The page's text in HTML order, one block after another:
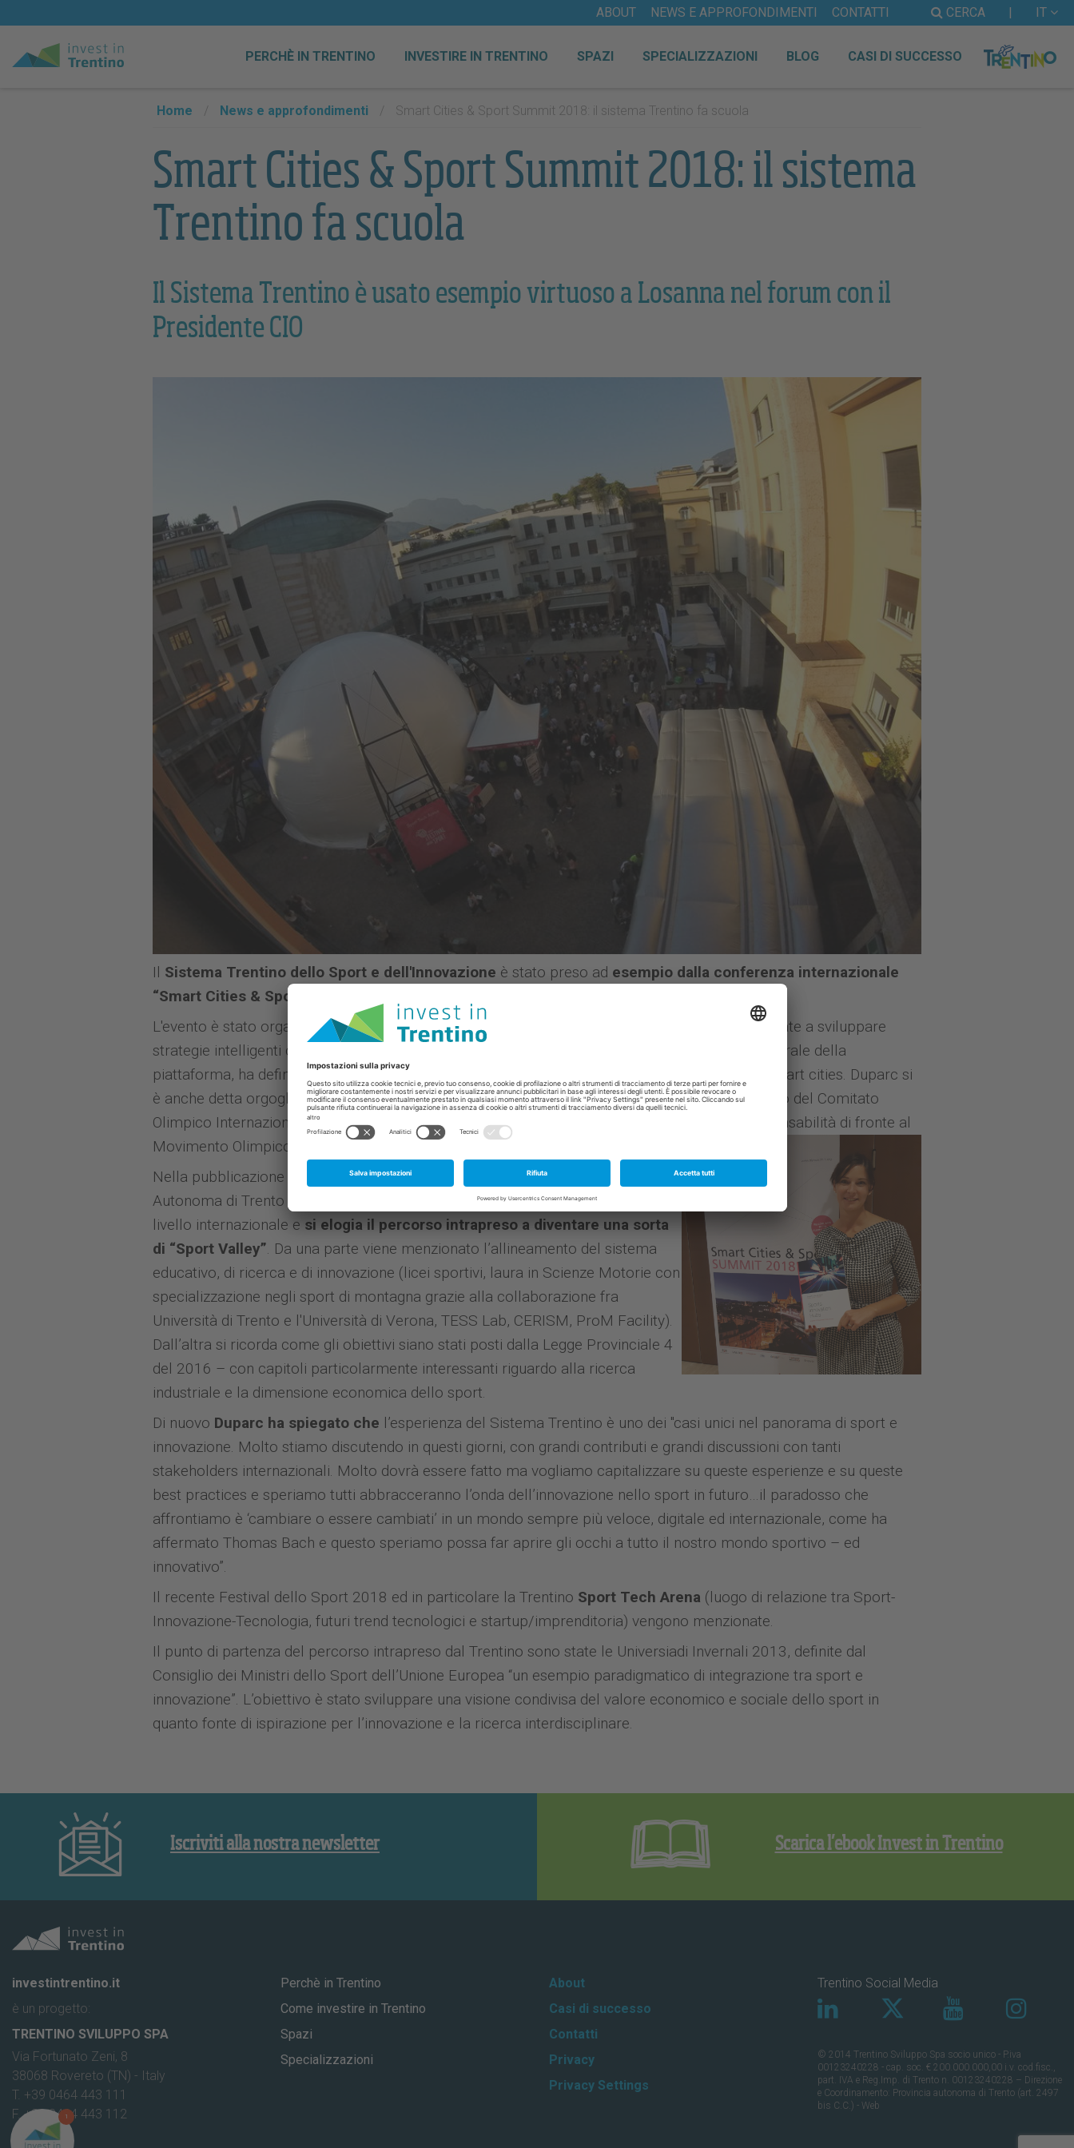
CERCA | IT
ABOUT NEWS E APPROFONDIMENTI CONTATTI
PERCHÈ IN TRENTINO INVESTIRE IN TRENTINO SPAZI SPECIALIZZAZIONI BLOG CASI DI SUCCESSO
Home / News e approfondimenti / Smart Cities & Sport Summit 2018: il sistema Trentino fa scuola
Smart Cities & Sport Summit 2018: il sistema
Trentino fa scuola
Il Sistema Trentino è usato esempio virtuoso a Losanna nel forum con il
Presidente CIO
Il Sistema Trentino dello Sport e dell'Innovazione è stato preso ad esempio dalla conferenza internazionale
“Smart Cities & Sport Summit 2018”
L'evento è stato organizzato dalla piattaforma Smart Cities and Sport, formata da città interessate a sviluppare
strategie intelligenti che connettono sport e ambiente urbano. Mélanie Duparc, Segretario Generale della
piattaforma, ha definito occasioni come quella di Losanna fondamentali per la crescita delle smart cities. Duparc si
è anche detta orgogliosa per l'assegnazione a Smart Cities and Sport della Olympic Cup, premio del Comitato
Olimpico Internazionale ad associazioni meritevoli, aggiungendo che "questa è anche una responsabilità di fronte al
Movimento Olimpico ed alla società in generale”.
Nella pubblicazione che è stata distribuita a tutti i partecipanti, la Provincia
Autonoma di Trento viene identificata come un esempio di buone prassi a
livello internazionale e si elogia il percorso intrapreso a diventare una sorta
di “Sport Valley” . Da una parte viene menzionato l’allineamento del sistema
educativo, di ricerca e di innovazione (licei sportivi, laura in Scienze Motorie con
specializzazione negli sport di montagna grazie alla collaborazione fra
Università di Trento e l'Università di Verona, TESS Lab, CERISM, ProM Facility).
Dall’altra si ricorda come gli obiettivi siano stati posti dalla Legge Provinciale 4
del 2016 – con capitoli particolarmente interessanti riguardo alla ricerca
industriale e la dimensione economica dello sport.
Di nuovo Duparc ha spiegato che l’esperienza del Sistema Trentino è uno dei "casi unici nel panorama di sport e
innovazione. Molto stiamo discutendo in questi giorni, con grandi contributi e grandi discussioni con tanti
stakeholders internazionali. Molto dovrà essere fatto ma vogliamo capitalizzare su queste esperienze e su queste
best practices e speriamo tutti abbracceranno l’onda dell’innovazione nello sport in futuro…il paradosso che
affrontiamo è ‘cambiare o essere cambiati’ in un mondo sempre più veloce, digitale ed internazionale, come ha
affermato Thomas Bach e questo speriamo possa far aprire gli occhi a tutto il nostro mondo sportivo – ed
innovativo”.
Il recente Festival dello Sport 2018 ed in particolare la Trentino Sport Tech Arena (luogo di relazione tra Sport-
Innovazione-Tecnologia, futuri trend tecnologici e startup/imprenditoria) vengono menzionate.
Il punto di partenza del percorso intrapreso dal Trentino sono state le Universiadi Invernali 2013, definite dal
Consiglio dei Ministri dello Sport dell’Unione Europea “un esempio paradigmatico di integrazione tra sport e
innovazione”. L’obiettivo è stato sviluppare una visione condivisa del valore economico e sociale dello sport in
quanto fonte di ispirazione per l’innovazione e la ricerca interdisciplinare.
1
Iscriviti alla nostra newsletter Scarica l’ebook Invest in Trentino
investintrentino.it
è un progetto:
TRENTINO SVILUPPO SPA
Via Fortunato Zeni, 8
38068 Rovereto (TN) - Italy
T. +39 0464 443 111
F. +39 0464 443 112
Perchè in Trentino
Come investire in Trentino
Spazi
Specializzazioni
About
Casi di successo
Contatti
Privacy
Privacy Settings
Trentino Social Media
© 2014 Trentino Sviluppo Spa socio unico - P.iva
00123240228 - cap. soc. € 200.000.000,00 i.v. cod.fisc.,
part. IVA e Reg.Imp. di Trento n. 00123240228 – Direzione
e Coordinamento: Provincia autonoma di Trento (art. 2497
bis C.C.) - Web